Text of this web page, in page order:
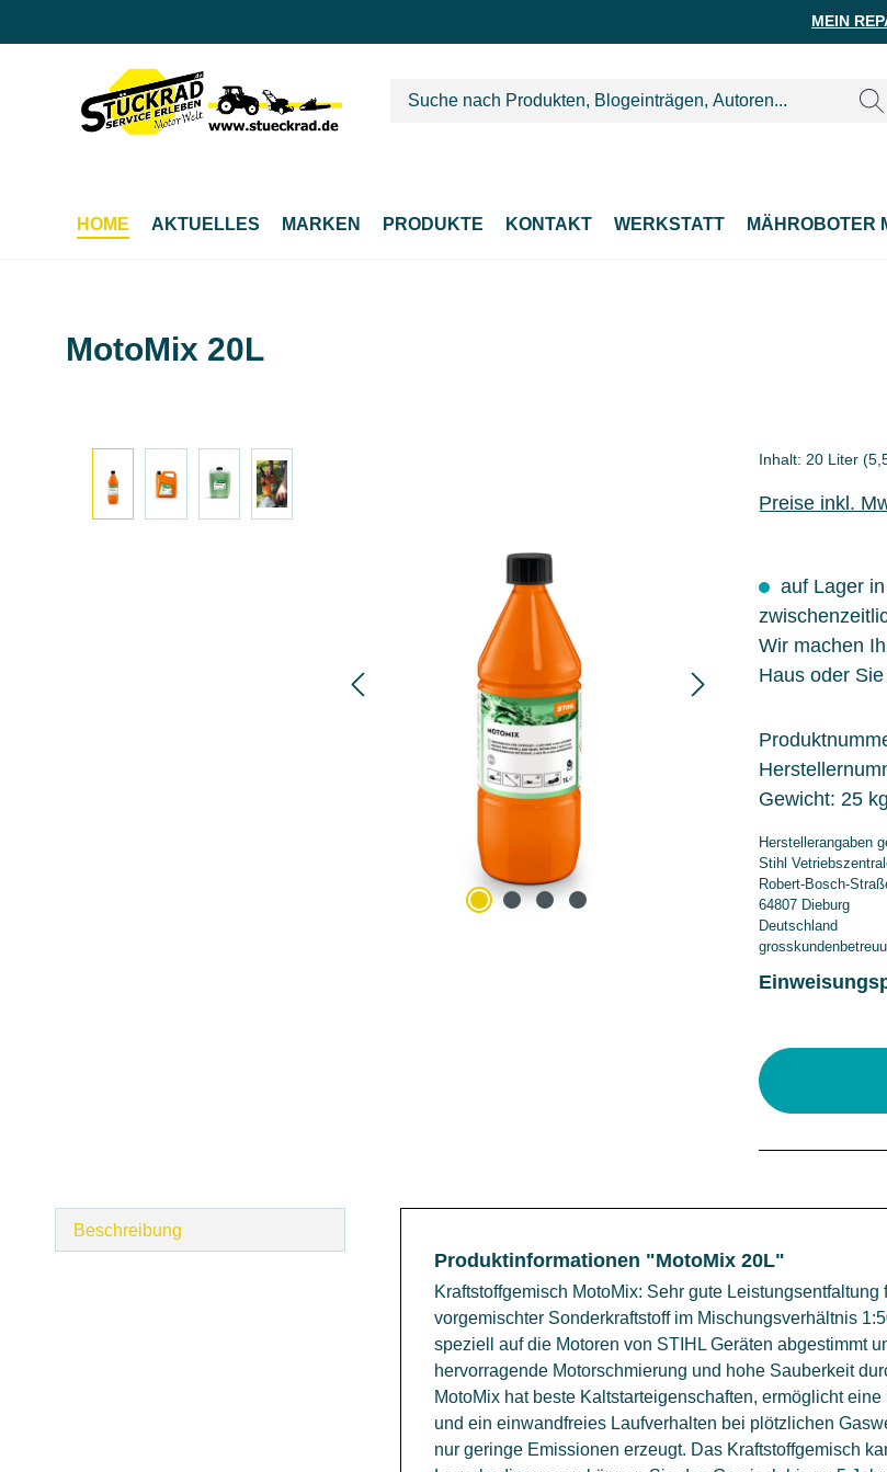
MEIN
HOME AKTUELLES MARKEN PRODUKTE KONTAKT WERKSTATT MÄHROBOTER
MotoMix 20L
Inhalt: 20 Liter
Preise inkl.
auf Lager
Wir machen
Haus oder
Gewicht: 25 kg
Herstellerangaben
Stihl
Robert-Bosch-
64807 Dieburg
Deutschland
Beschreibung
Produktinformationen "MotoMix 20L"
Kraftstoffgemisch MotoMix: Sehr gute
vorgemischter Sonderkraftstoff im Mischungsverhältnis
speziell auf die Motoren von STIHL Geräten abgestimmt
hervorragende Motorschmierung und hohe Sauberkeit
MotoMix hat beste Kaltstarteigenschaften, ermöglicht
und ein einwandfreies Laufverhalten bei plötzlichen
nur geringe Emissionen erzeugt. Das Kraftstoffgemisch